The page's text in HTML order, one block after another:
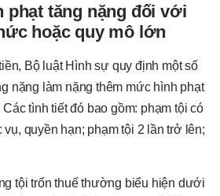
phạt tăng nặng đối với
hoặc quy mô lớn
Bộ luật Hình sự quy định một số
nặng làm nặng thêm mức hình phạt
tình tiết đó bao gồm: phạm tội có
quyền hạn; phạm tội 2 lần trở lên;
tội trốn thuế thường biểu hiện dưới